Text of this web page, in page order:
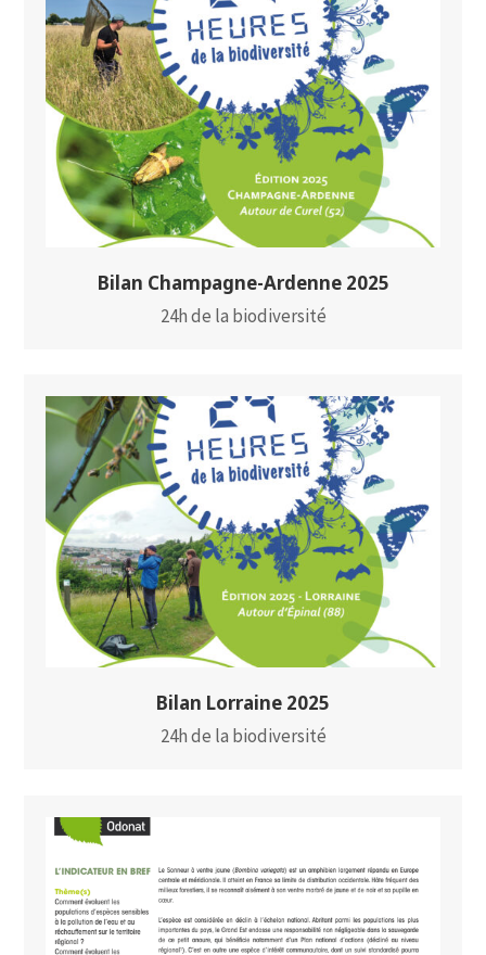
Bilan Champagne-Ardenne 2025
24h de la biodiversité
Bilan Lorraine 2025
24h de la biodiversité